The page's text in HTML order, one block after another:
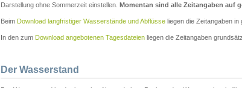
Darstellung ohne Sommerzeit einstellen. Momentan sind alle Zeitangaben auf
Beim Download langfristiger Wasserstände und Abflüsse liegen die Zeitangaben in
In den zum Download angebotenen Tagesdateien liegen die Zeitangaben
Der Wasserstand